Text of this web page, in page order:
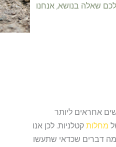
שאלה בנושא, אנחנו
אחראים ליותר
מחלותקטלניות. לכן אנו
דברים שכדאי שתעשו